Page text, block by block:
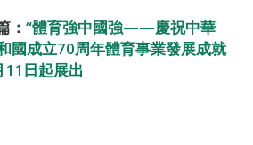
： “體育強中國強——慶祝中華
國成立70周年體育事業發展成就
11日起展出